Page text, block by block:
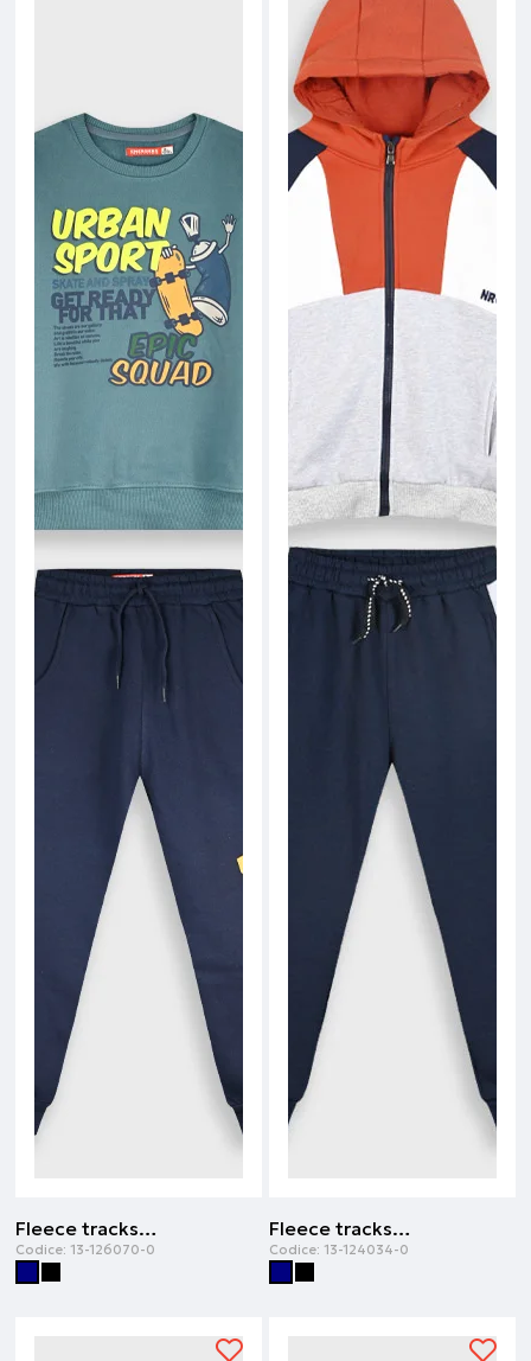
Fleece tracksuit | Blu navy
Codice: 13-126070-0
Fleece tracksuit | Blu navy
Codice: 13-124034-0